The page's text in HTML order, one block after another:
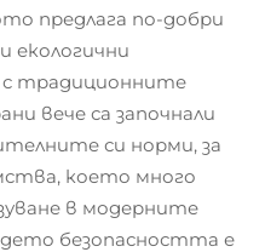
предлага по-добри
екологични
с традиционните
вече са започнали
си норми, за
което много
в модерните
безопасността е